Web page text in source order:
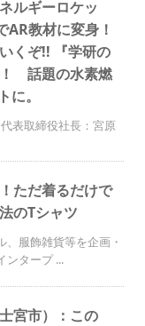
ルギーロケッ
AR教材に変身！
くぞ!! 『学研の
話題の水素燃
。
表取締役社長：宮原
ただ着るだけで
のTシャツ
、服飾雑貨等を企画・
ンタープ ...
宮市）：この